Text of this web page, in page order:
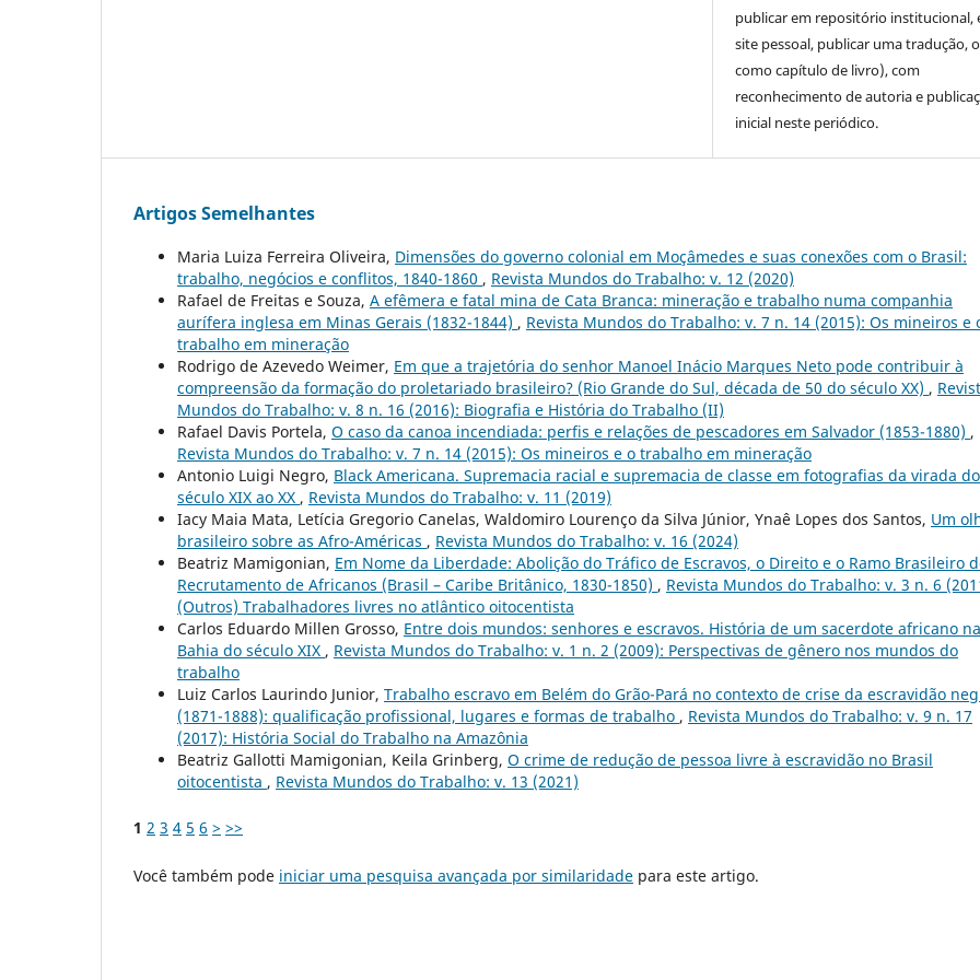
publicar em repositório institucional,
site pessoal, publicar uma tradução,
como capítulo de livro), com
reconhecimento de autoria e
inicial neste periódico.
Artigos Semelhantes
Maria Luiza Ferreira Oliveira, Dimensões do governo colonial em Moçâmedes e suas conexões com o Brasil:
trabalho, negócios e conflitos, 1840-1860 , Revista Mundos do Trabalho: v. 12 (2020)
Rafael de Freitas e Souza, A efêmera e fatal mina de Cata Branca: mineração e trabalho numa companhia
aurífera inglesa em Minas Gerais (1832-1844) , Revista Mundos do Trabalho: v. 7 n. 14 (2015): Os mineiros e
trabalho em mineração
Rodrigo de Azevedo Weimer, Em que a trajetória do senhor Manoel Inácio Marques Neto pode contribuir à
compreensão da formação do proletariado brasileiro? (Rio Grande do Sul, década de 50 do século XX) ,
Mundos do Trabalho: v. 8 n. 16 (2016): Biografia e História do Trabalho (II)
Rafael Davis Portela, O caso da canoa incendiada: perfis e relações de pescadores em Salvador (1853-1880) ,
Revista Mundos do Trabalho: v. 7 n. 14 (2015): Os mineiros e o trabalho em mineração
Antonio Luigi Negro, Black Americana. Supremacia racial e supremacia de classe em fotografias da virada do
século XIX ao XX , Revista Mundos do Trabalho: v. 11 (2019)
Iacy Maia Mata, Letícia Gregorio Canelas, Waldomiro Lourenço da Silva Júnior, Ynaê Lopes dos Santos, Um
brasileiro sobre as Afro-Américas , Revista Mundos do Trabalho: v. 16 (2024)
Beatriz Mamigonian, Em Nome da Liberdade: Abolição do Tráfico de Escravos, o Direito e o Ramo Brasileiro
Recrutamento de Africanos (Brasil – Caribe Britânico, 1830-1850) , Revista Mundos do Trabalho: v. 3 n. 6
(Outros) Trabalhadores livres no atlântico oitocentista
Carlos Eduardo Millen Grosso, Entre dois mundos: senhores e escravos. História de um sacerdote africano na
Bahia do século XIX , Revista Mundos do Trabalho: v. 1 n. 2 (2009): Perspectivas de gênero nos mundos do
trabalho
Luiz Carlos Laurindo Junior, Trabalho escravo em Belém do Grão-Pará no contexto de crise da escravidão
(1871-1888): qualificação profissional, lugares e formas de trabalho , Revista Mundos do Trabalho: v. 9 n. 17
(2017): História Social do Trabalho na Amazônia
Beatriz Gallotti Mamigonian, Keila Grinberg, O crime de redução de pessoa livre à escravidão no Brasil
oitocentista , Revista Mundos do Trabalho: v. 13 (2021)
1 2 3 4 5 6 > >>
Você também pode iniciar uma pesquisa avançada por similaridade para este artigo.